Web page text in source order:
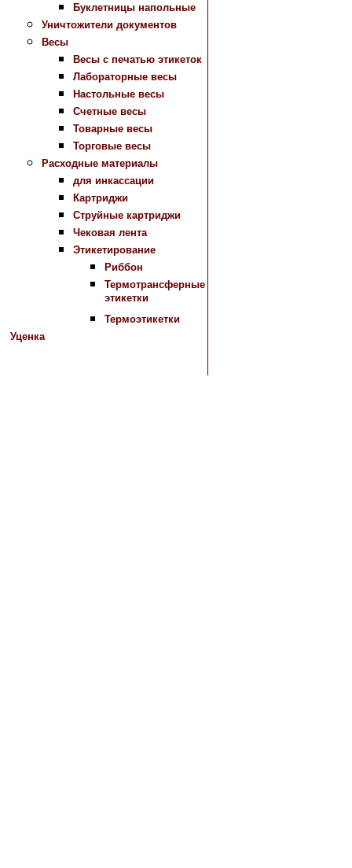
Буклетницы напольные
Уничтожители документов
Весы
Весы с печатью этикеток
Лабораторные весы
Настольные весы
Счетные весы
Товарные весы
Торговые весы
Расходные материалы
для инкассации
Картриджи
Струйные картриджи
Чековая лента
Этикетирование
Риббон
Термотрансферные
этикетки
Термоэтикетки
Уценка